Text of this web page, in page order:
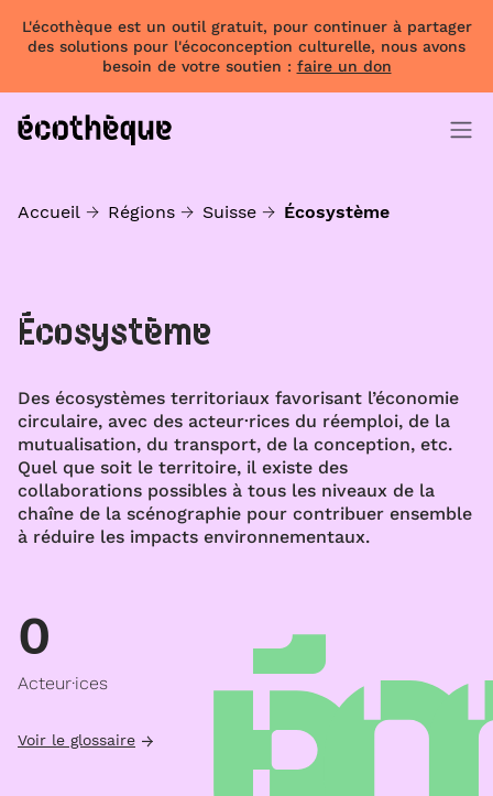
L'écothèque est un outil gratuit, pour continuer à partager
des solutions pour l'écoconception culturelle, nous avons
besoin de votre soutien : faire un don
Accueil Régions Suisse Écosystème
Écosystème
Des écosystèmes territoriaux favorisant l’économie
circulaire, avec des acteur·rices du réemploi, de la
mutualisation, du transport, de la conception, etc.
Quel que soit le territoire, il existe des
collaborations possibles à tous les niveaux de la
chaîne de la scénographie pour contribuer ensemble
à réduire les impacts environnementaux.
0
Acteur·ices
Voir le glossaire